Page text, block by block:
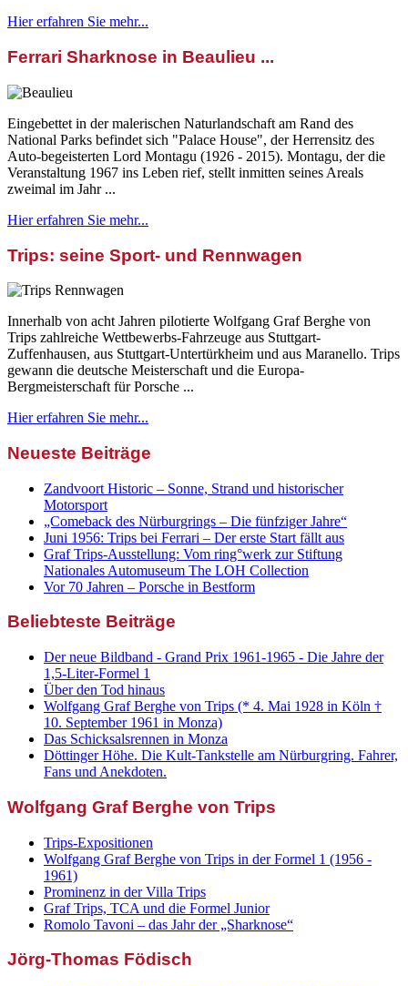
Hier erfahren Sie mehr...
Ferrari Sharknose in Beaulieu ...
Eingebettet in der malerischen Naturlandschaft am Rand des
National Parks befindet sich "Palace House", der Herrensitz des
Auto-begeisterten Lord Montagu (1926 - 2015). Montagu, der die
Veranstaltung 1967 ins Leben rief, stellt inmitten seines Areals
zweimal im Jahr ...
Hier erfahren Sie mehr...
Trips: seine Sport- und Rennwagen
Innerhalb von acht Jahren pilotierte Wolfgang Graf Berghe von
Trips zahlreiche Wettbewerbs-Fahrzeuge aus Stuttgart-
Zuffenhausen, aus Stuttgart-Untertürkheim und aus Maranello. Trips
gewann die deutsche Meisterschaft und die Europa-
Bergmeisterschaft für Porsche ...
Hier erfahren Sie mehr...
Neueste Beiträge
Zandvoort Historic – Sonne, Strand und historischer
Motorsport
„Comeback des Nürburgrings – Die fünfziger Jahre“
Juni 1956: Trips bei Ferrari – Der erste Start fällt aus
Graf Trips-Ausstellung: Vom ring°werk zur Stiftung
Nationales Automuseum The LOH Collection
Vor 70 Jahren – Porsche in Bestform
Beliebteste Beiträge
Der neue Bildband - Grand Prix 1961-1965 - Die Jahre der
1,5-Liter-Formel 1
Über den Tod hinaus
Wolfgang Graf Berghe von Trips (* 4. Mai 1928 in Köln †
10. September 1961 in Monza)
Das Schicksalsrennen in Monza
Döttinger Höhe. Die Kult-Tankstelle am Nürburgring. Fahrer,
Fans und Anekdoten.
Wolfgang Graf Berghe von Trips
Trips-Expositionen
Wolfgang Graf Berghe von Trips in der Formel 1 (1956 -
1961)
Prominenz in der Villa Trips
Graf Trips, TCA und die Formel Junior
Romolo Tavoni – das Jahr der „Sharknose“
Jörg-Thomas Födisch